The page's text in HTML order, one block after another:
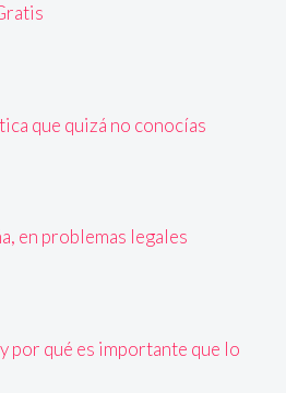
que quizá no conocías
en problemas legales
por qué es importante que lo